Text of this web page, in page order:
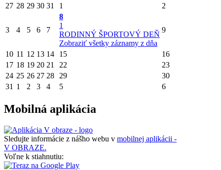
27 28 29 30 31 1 2
3 4 5 6 7
8
1
RODINNÝ ŠPORTOVÝ DEŇ
Zobraziť všetky záznamy z dňa
9
10 11 12 13 14 15
16
17 18 19 20 21 22
23
24 25 26 27 28 29
30
31 1 2 3 4 5 6
Mobilná aplikácia
Sledujte informácie z nášho webu v mobilnej aplikácii -
V OBRAZE.
Voľne k stiahnutiu: